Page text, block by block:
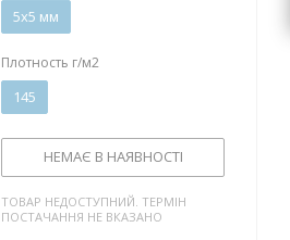
5х5 мм
Плотность г/м2
145
НЕМАЄ В НАЯВНОСТІ
ТОВАР НЕДОСТУПНИЙ. ТЕРМІН
ПОСТАЧАННЯ НЕ ВКАЗАНО